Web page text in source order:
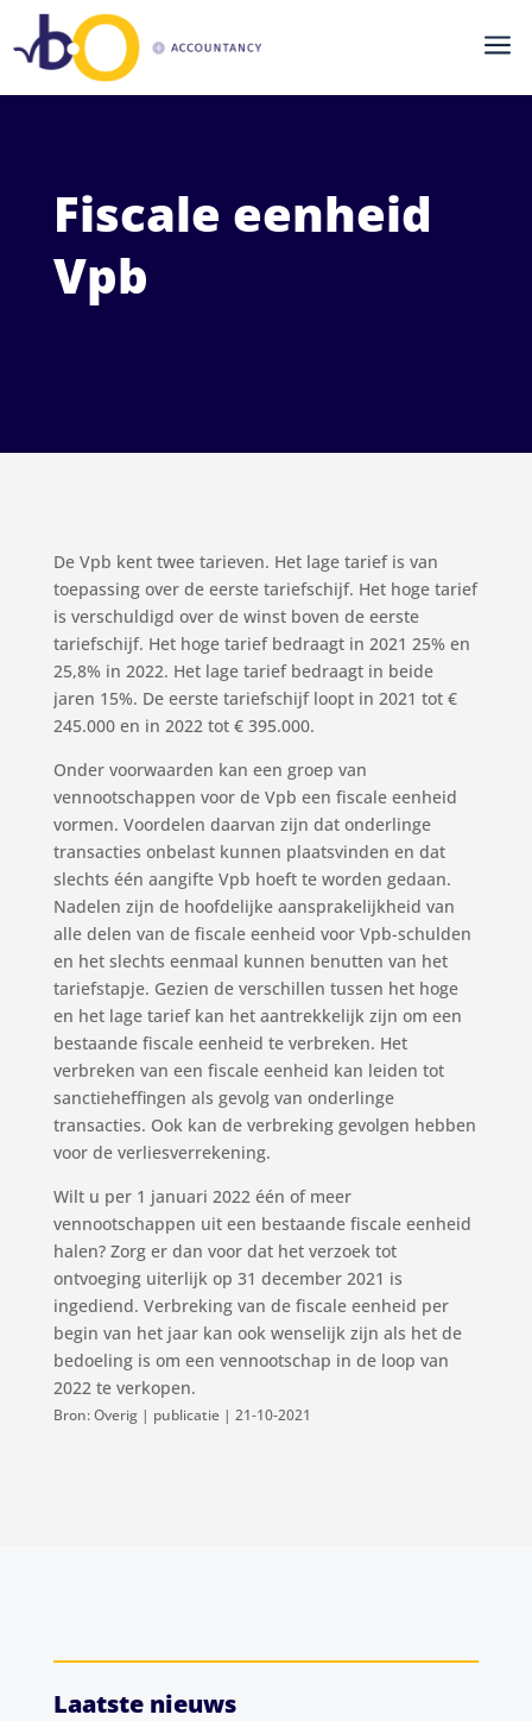
a
Fiscale eenheid
Vpb
De Vpb kent twee tarieven. Het lage tarief is van
toepassing over de eerste tariefschijf. Het hoge tarief
is verschuldigd over de winst boven de eerste
tariefschijf. Het hoge tarief bedraagt in 2021 25% en
25,8% in 2022. Het lage tarief bedraagt in beide
jaren 15%. De eerste tariefschijf loopt in 2021 tot €
245.000 en in 2022 tot € 395.000.
Onder voorwaarden kan een groep van
vennootschappen voor de Vpb een fiscale eenheid
vormen. Voordelen daarvan zijn dat onderlinge
transacties onbelast kunnen plaatsvinden en dat
slechts één aangifte Vpb hoeft te worden gedaan.
Nadelen zijn de hoofdelijke aansprakelijkheid van
alle delen van de fiscale eenheid voor Vpb-schulden
en het slechts eenmaal kunnen benutten van het
tariefstapje. Gezien de verschillen tussen het hoge
en het lage tarief kan het aantrekkelijk zijn om een
bestaande fiscale eenheid te verbreken. Het
verbreken van een fiscale eenheid kan leiden tot
sanctieheffingen als gevolg van onderlinge
transacties. Ook kan de verbreking gevolgen hebben
voor de verliesverrekening.
Wilt u per 1 januari 2022 één of meer
vennootschappen uit een bestaande fiscale eenheid
halen? Zorg er dan voor dat het verzoek tot
ontvoeging uiterlijk op 31 december 2021 is
ingediend. Verbreking van de fiscale eenheid per
begin van het jaar kan ook wenselijk zijn als het de
bedoeling is om een vennootschap in de loop van
2022 te verkopen.
Bron: Overig | publicatie | 21-10-2021
Laatste nieuws